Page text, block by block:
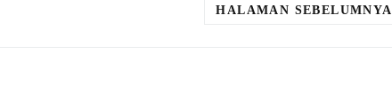
HALAMAN SEBELUMNYA